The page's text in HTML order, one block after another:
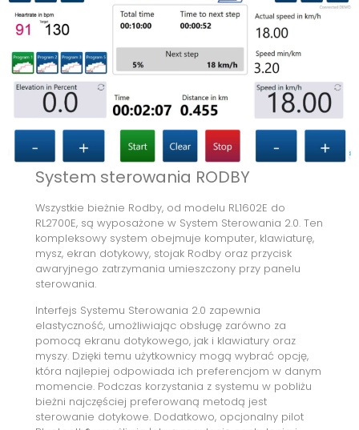
System sterowania RODBY
Wszystkie bieżnie Rodby, od modelu RL1602E do
RL2700E, są wyposażone w System Sterowania 2.0. Ten
kompleksowy system obejmuje komputer, klawiaturę,
mysz, ekran dotykowy, stojak Rodby oraz przycisk
awaryjnego zatrzymania umieszczony przy panelu
sterowania.
Interfejs Systemu Sterowania 2.0 zapewnia
elastyczność, umożliwiając obsługę zarówno za
pomocą ekranu dotykowego, jak i klawiatury oraz
myszy. Dzięki temu użytkownicy mogą wybrać opcję,
która najlepiej odpowiada ich preferencjom w danym
momencie. Podczas korzystania z systemu w pobliżu
bieżni najczęściej preferowaną metodą jest
sterowanie dotykowe. Dodatkowo, opcjonalny pilot